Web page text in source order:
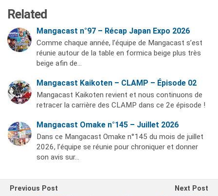
Related
Mangacast n°97 – Récap Japan Expo 2026
Comme chaque année, l’équipe de Mangacast s’est
réunie autour de la table en formica beige plus très
beige afin de…
Mangacast Kaikoten – CLAMP – Épisode 02
Mangacast Kaikoten revient et nous continuons de
retracer la carrière des CLAMP dans ce 2e épisode !
Mangacast Omake n°145 – Juillet 2026
Dans ce Mangacast Omake n°145 du mois de juillet
2026, l’équipe se réunie pour chroniquer et donner
son avis sur…
Previous Post
Next Post